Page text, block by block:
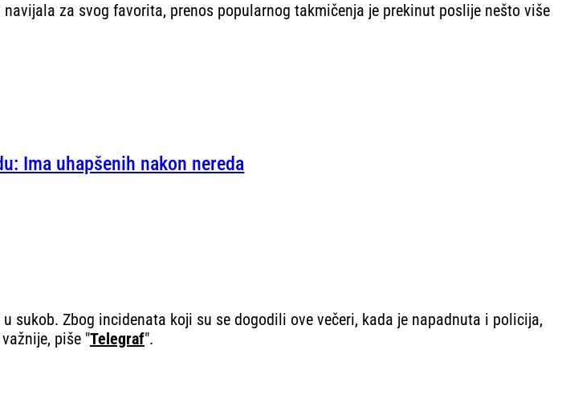
za svog favorita, prenos popularnog takmičenja je prekinut poslije nešto više
Ima uhapšenih nakon nereda
sukob. Zbog incidenata koji su se dogodili ove večeri, kada je napadnuta i policija,
piše "Telegraf".